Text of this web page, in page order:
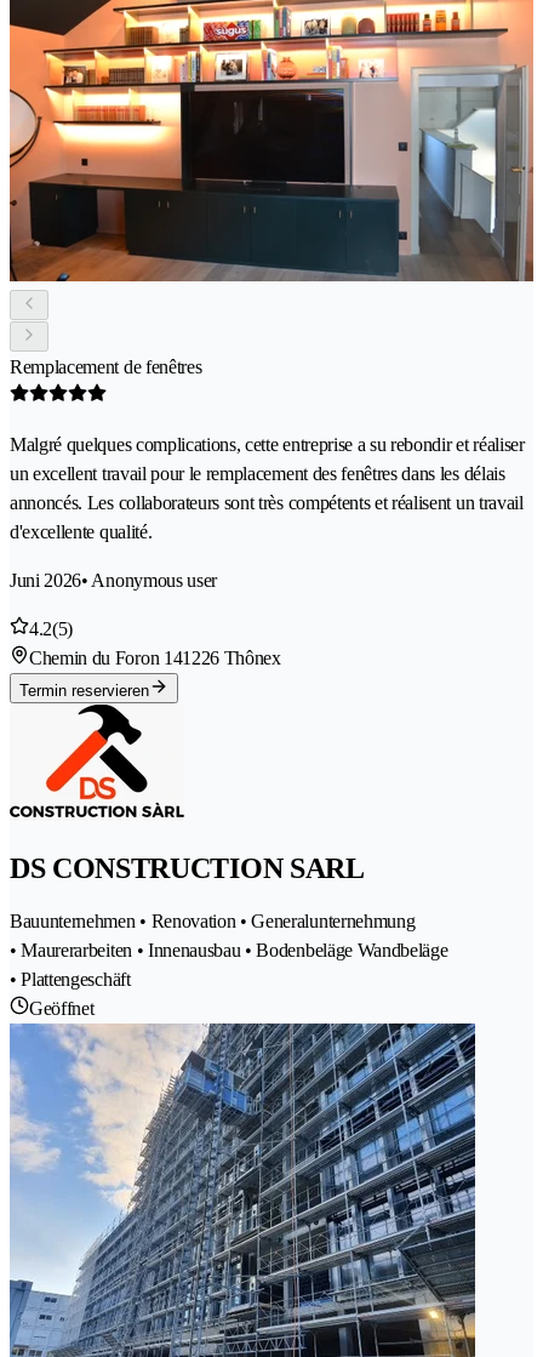
Remplacement de fenêtres
Malgré quelques complications, cette entreprise a su rebondir et réaliser
un excellent travail pour le remplacement des fenêtres dans les délais
annoncés. Les collaborateurs sont très compétents et réalisent un travail
d'excellente qualité.
Juni 2026• Anonymous user
4.2(5)
Chemin du Foron 141226 Thônex
Termin reservieren
DS CONSTRUCTION SARL
Bauunternehmen • Renovation • Generalunternehmung
• Maurerarbeiten • Innenausbau • Bodenbeläge Wandbeläge
• Plattengeschäft
Geöffnet